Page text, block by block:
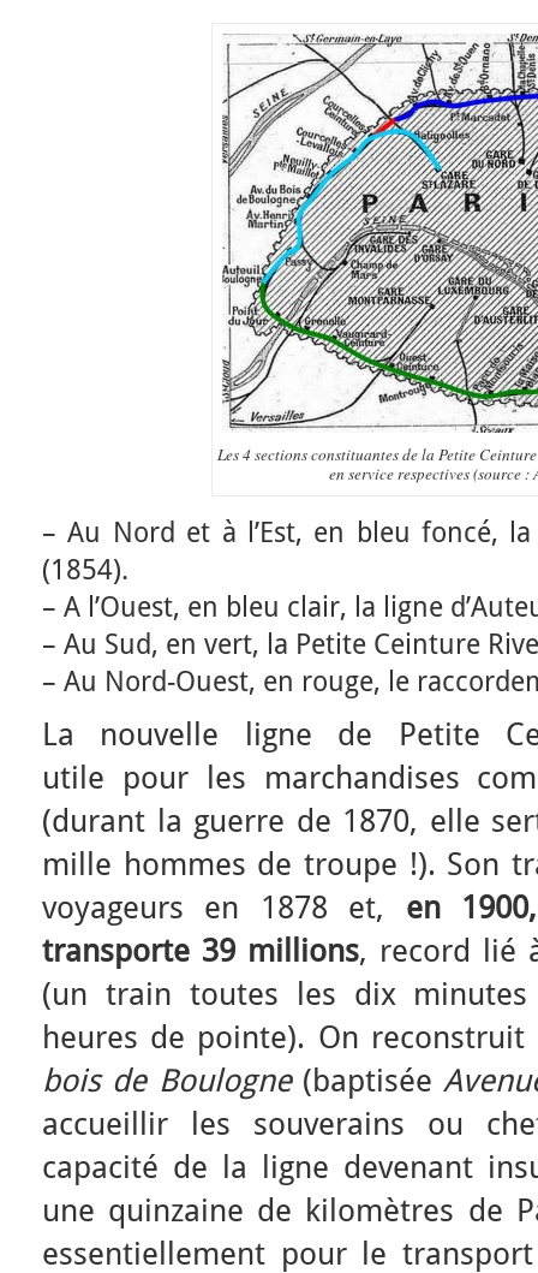
Les 4 sections constituantes de la Petite
en service respectives (source :
– Au Nord et à l’Est, en bleu foncé,
(1854).
– A l’Ouest, en bleu clair, la ligne
– Au Sud, en vert, la Petite Ceinture
– Au Nord-Ouest, en rouge, le
La nouvelle ligne de Petite
utile pour les marchandises
(durant la guerre de 1870, elle
mille hommes de troupe !). Son
voyageurs en 1878 et, en
transporte 39 millions, record lié
(un train toutes les dix minutes
heures de pointe). On
bois de Boulogne(baptisée
accueillir les souverains ou
capacité de la ligne devenant
une quinzaine de kilomètres de
essentiellement pour le